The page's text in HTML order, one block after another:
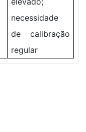
necessidade
de calibração
regular